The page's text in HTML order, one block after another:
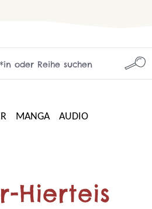
MANGA AUDIO
Hierteis